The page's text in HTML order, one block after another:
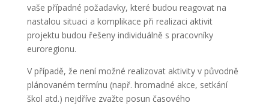
vaše případné požadavky, které budou reagovat na
nastalou situaci a komplikace při realizaci aktivit
projektu budou řešeny individuálně s pracovníky
euroregionu.
V případě, že není možné realizovat aktivity v původně
plánovaném termínu (např. hromadné akce, setkání
škol atd.) nejdříve zvažte posun časového